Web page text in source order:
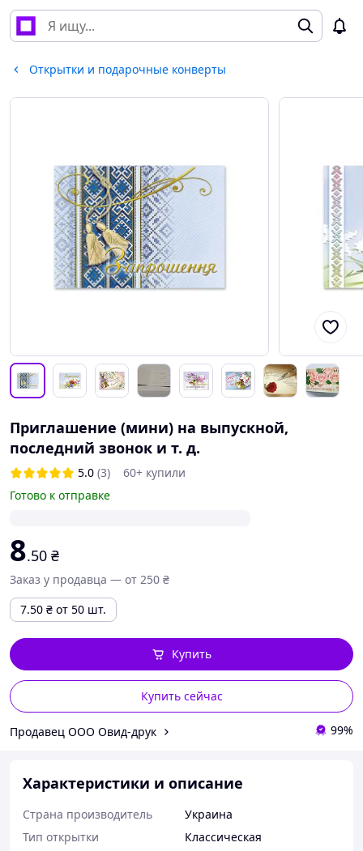
Открытки и подарочные конверты
Приглашение (мини) на выпускной,
последний звонок и т. д.
5.0 (3)
60+ купили
Готово к отправке
8.50 ₴
Заказ у продавца — от 250 ₴
7.50 ₴ от 50 шт.
Купить сейчас
Купить
Продавец ООО Овид-друк 99%
Характеристики и описание
Страна производитель
Украина
Тип открытки
Классическая